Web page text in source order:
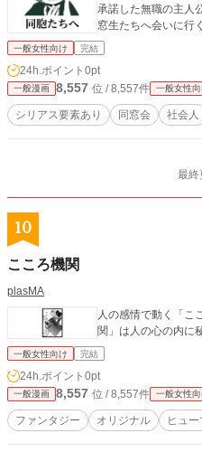
承諾した無職の主人
窓生たちへ会いに行
一般女性向け 完結
24h.ポイント 0pt
一般漫画 8,557 位 / 8,557件 一般女性向
シリアス要素あり 同窓会 社会人
最終
10
こころ機関
plasMA
人の感情で動く「こ
関」は人の心の内に
一般女性向け 完結
24h.ポイント 0pt
一般漫画 8,557 位 / 8,557件 一般女性向
ファンタジー オリジナル ヒュ